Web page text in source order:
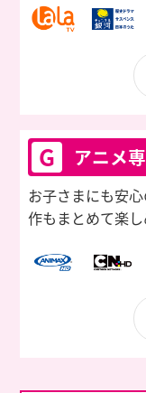
G アニメ
お子さまにも安
作もまとめて楽し